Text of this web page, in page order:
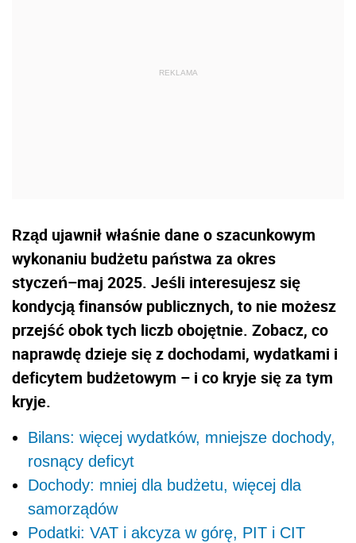
Rząd ujawnił właśnie dane o szacunkowym
wykonaniu budżetu państwa za okres
styczeń–maj 2025. Jeśli interesujesz się
kondycją finansów publicznych, to nie możesz
przejść obok tych liczb obojętnie. Zobacz, co
naprawdę dzieje się z dochodami, wydatkami i
deficytem budżetowym – i co kryje się za tym
kryje.
Bilans: więcej wydatków, mniejsze dochody,
rosnący deficyt
Dochody: mniej dla budżetu, więcej dla
samorządów
Podatki: VAT i akcyza w górę, PIT i CIT